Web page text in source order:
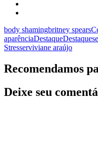
body shamingbritney spears
aparênciaDestaqueDestaques
Stresserviviane araújo
Recomendamos
Deixe seu